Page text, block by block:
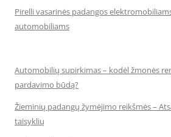
Pirelli vasarinės padangos
automobiliams
Automobilių supirkimas – kodėl žmonės
pardavimo būdą?
Žieminių padangų žymėjimo reikšmės –
taisyklių